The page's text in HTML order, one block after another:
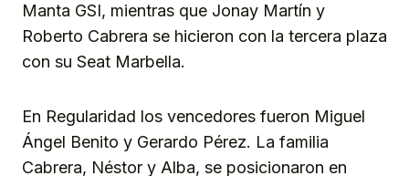
Manta GSI, mientras que Jonay Martín y
Roberto Cabrera se hicieron con la tercera plaza
con su Seat Marbella.
En Regularidad los vencedores fueron Miguel
Ángel Benito y Gerardo Pérez. La familia
Cabrera, Néstor y Alba, se posicionaron en